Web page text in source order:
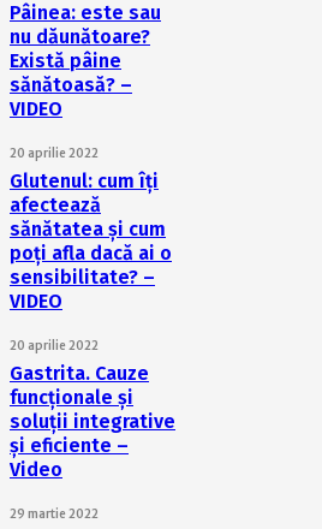
Pâinea: este sau
nu dăunătoare?
Există pâine
sănătoasă? –
VIDEO
20 aprilie 2022
Glutenul: cum îți
afectează
sănătatea și cum
poți afla dacă ai o
sensibilitate? –
VIDEO
20 aprilie 2022
Gastrita. Cauze
funcționale și
soluții integrative
și eficiente –
Video
29 martie 2022